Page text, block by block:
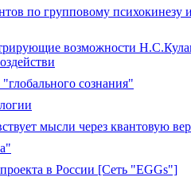
по групповому психокинезу
возможности
сознания"
мысли через квантовую
проекта в России [Сеть "EGGs"]